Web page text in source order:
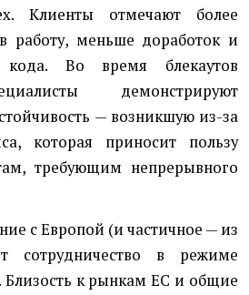
Клиенты отмечают более
работу, меньше доработок и
кода. Во время блекаутов
демонстрируют
— возникшую из-за
которая приносит пользу
требующим непрерывного
с Европой (и частичное — из
сотрудничество в режиме
Близость к рынкам ЕС и общие